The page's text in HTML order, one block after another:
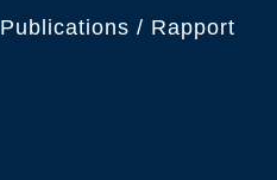
Publications / Rapport